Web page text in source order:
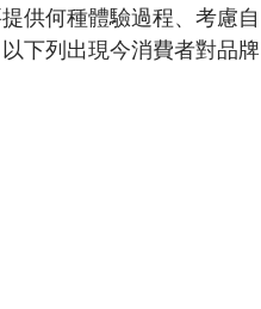
供何種體驗過程、考慮自
下列出現今消費者對品牌